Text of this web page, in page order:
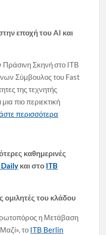
εποχή του AI και
Πράσινη Σκηνή στο ITB
Σύμβουλος του Fast
της τεχνητής
πιο περιεκτική
περισσότερα
καθημερινές
Daily και στο ITB
ομιλητές του κλάδου
η Μετάβαση
το ITB Berlin